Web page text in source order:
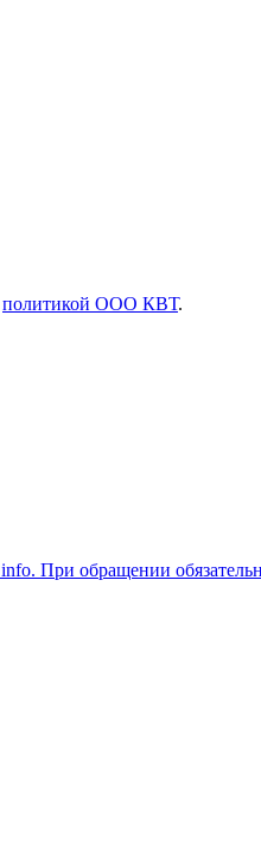
политикой ООО КВТ.
info. При обращении